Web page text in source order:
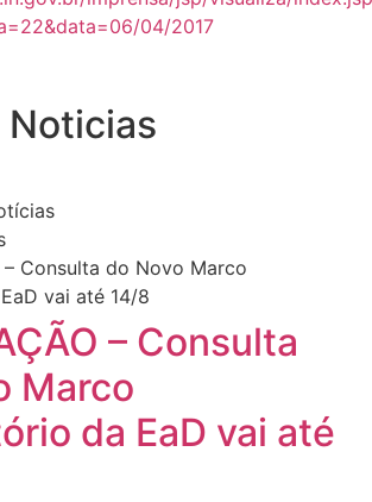
04/2017
Noticias
– Consulta
Marco
da EaD vai até